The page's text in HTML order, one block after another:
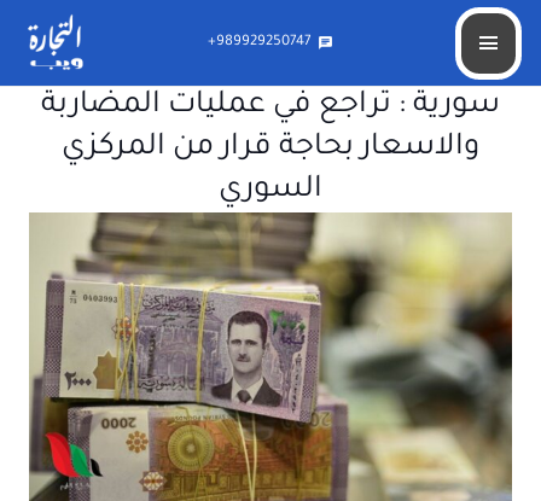
chat
989929250747+
سورية : تراجع في عمليات المضاربة
والاسعار بحاجة قرار من المركزي
السوري